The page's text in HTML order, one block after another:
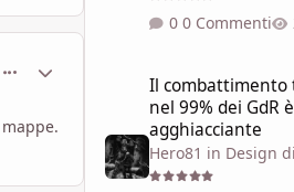
0 Commenti
Il combattimento
nel 99% dei GdR
agghiacciante
Hero81 in Design